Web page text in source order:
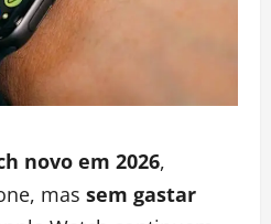
novo em 2026,
mas sem gastar